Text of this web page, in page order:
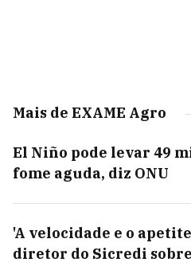
Mais de EXAME Agro
El Niño pode levar 49
fome aguda, diz ONU
'A velocidade e o
diretor do Sicredi